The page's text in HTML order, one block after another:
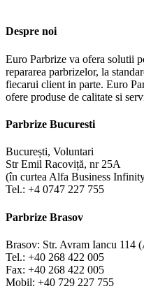
Despre noi
Euro Parbrize va ofera solutii
repararea parbrizelor, la
fiecarui client in parte. Euro
ofere produse de calitate si
Parbrize Bucuresti
București, Voluntari
Str Emil Racoviță, nr 25A
(în curtea Alfa Business
Tel.: +4 0747 227 755
Parbrize Brasov
Brasov: Str. Avram Iancu 114
Tel.: +40 268 422 005
Fax: +40 268 422 005
Mobil: +40 729 227 755